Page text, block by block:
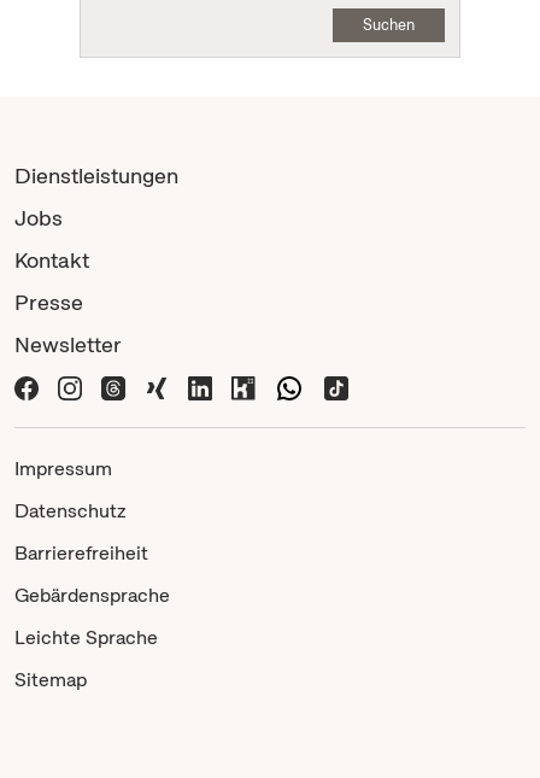
Suchen
Dienstleistungen
Jobs
Kontakt
Presse
Newsletter
Impressum
Datenschutz
Barrierefreiheit
Gebärdensprache
Leichte Sprache
Sitemap